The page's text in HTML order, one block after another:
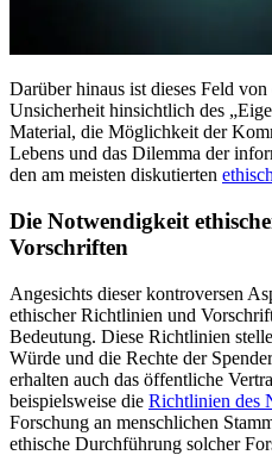
Darüber hinaus ist dieses Feld
Unsicherheit hinsichtlich des
Material, die Möglichkeit der
Lebens und das Dilemma der
den am meisten diskutierten
Die Notwendigkeit
Vorschriften
Angesichts dieser kontroversen
ethischer Richtlinien und
Bedeutung. Diese Richtlinien
Würde und die Rechte der
erhalten auch das öffentliche
beispielsweise die Richtlinien des
Forschung an menschlichen
ethische Durchführung solcher